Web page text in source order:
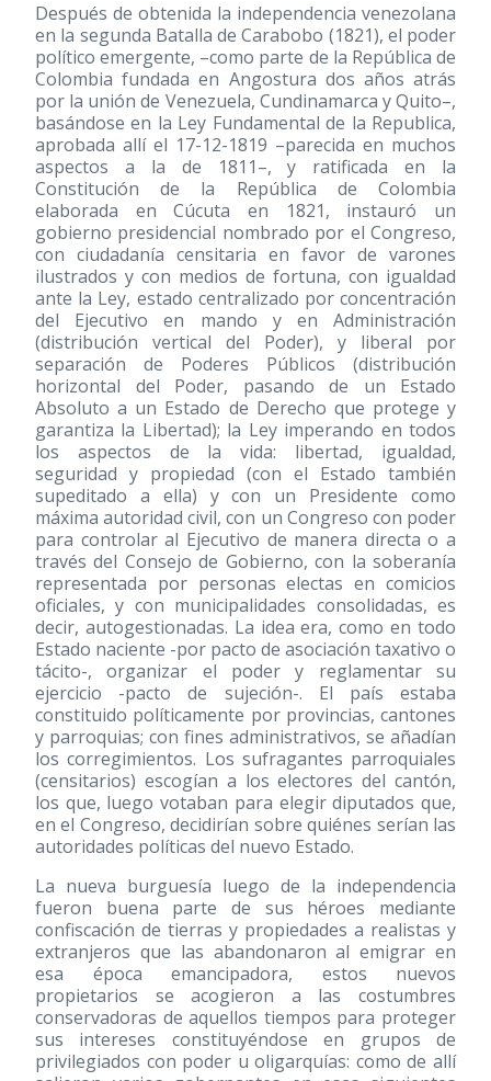
Después de obtenida la independencia venezolana
en la segunda Batalla de Carabobo (1821), el poder
político emergente, –como parte de la República de
Colombia fundada en Angostura dos años atrás
por la unión de Venezuela, Cundinamarca y Quito–,
basándose en la Ley Fundamental de la Republica,
aprobada allí el 17-12-1819 –parecida en muchos
aspectos a la de 1811–, y ratificada en la
Constitución de la República de Colombia
elaborada en Cúcuta en 1821, instauró un
gobierno presidencial nombrado por el Congreso,
con ciudadanía censitaria en favor de varones
ilustrados y con medios de fortuna, con igualdad
ante la Ley, estado centralizado por concentración
del Ejecutivo en mando y en Administración
(distribución vertical del Poder), y liberal por
separación de Poderes Públicos (distribución
horizontal del Poder, pasando de un Estado
Absoluto a un Estado de Derecho que protege y
garantiza la Libertad); la Ley imperando en todos
los aspectos de la vida: libertad, igualdad,
seguridad y propiedad (con el Estado también
supeditado a ella) y con un Presidente como
máxima autoridad civil, con un Congreso con poder
para controlar al Ejecutivo de manera directa o a
través del Consejo de Gobierno, con la soberanía
representada por personas electas en comicios
oficiales, y con municipalidades consolidadas, es
decir, autogestionadas. La idea era, como en todo
Estado naciente -por pacto de asociación taxativo o
tácito-, organizar el poder y reglamentar su
ejercicio -pacto de sujeción-. El país estaba
constituido políticamente por provincias, cantones
y parroquias; con fines administrativos, se añadían
los corregimientos. Los sufragantes parroquiales
(censitarios) escogían a los electores del cantón,
los que, luego votaban para elegir diputados que,
en el Congreso, decidirían sobre quiénes serían las
autoridades políticas del nuevo Estado.
La nueva burguesía luego de la independencia
fueron buena parte de sus héroes mediante
confiscación de tierras y propiedades a realistas y
extranjeros que las abandonaron al emigrar en
esa época emancipadora, estos nuevos
propietarios se acogieron a las costumbres
conservadoras de aquellos tiempos para proteger
sus intereses constituyéndose en grupos de
privilegiados con poder u oligarquías: como de allí